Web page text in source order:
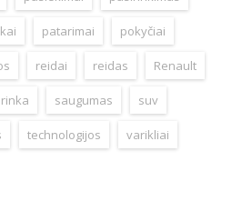
patarimai pokyčiai
reidai reidas Renault
rinka saugumas suv
technologijos varikliai